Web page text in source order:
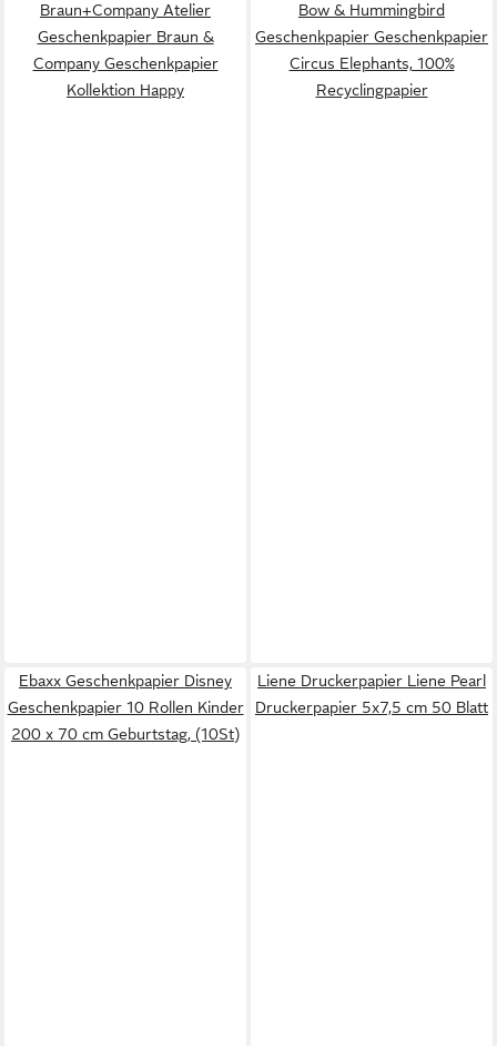
Braun+Company Atelier
Geschenkpapier Braun &
Company Geschenkpapier
Kollektion Happy
Bow & Hummingbird
Geschenkpapier Geschenkpapier
Circus Elephants, 100%
Recyclingpapier
Ebaxx Geschenkpapier Disney
Geschenkpapier 10 Rollen Kinder
200 x 70 cm Geburtstag, (10St)
Liene Druckerpapier Liene Pearl
Druckerpapier 5x7,5 cm 50 Blatt